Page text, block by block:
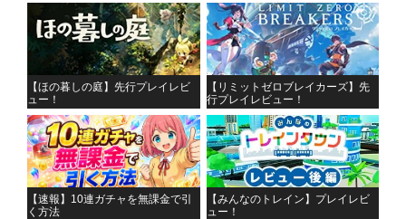
【ほの暮しの庭】先行プレイレビ
ュー！
【リミットゼロブレイカーズ】先
行プレイレビュー！
【速報】10連ガチャを無課金で引
く方法
【みんなのトレイン】プレイレビ
ュー！